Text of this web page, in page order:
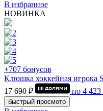
В избранное
НОВИНКА
+707 бонусов
Клюшка хоккейная игрока
17 690 ₽
по 4 423
быстрый просмотр